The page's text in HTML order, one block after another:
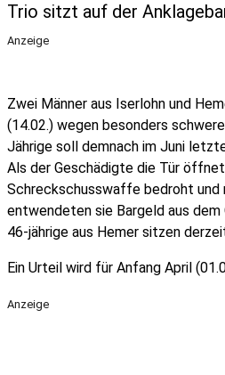
Trio sitzt auf der
Anzeige
Zwei Männer aus Iserlohn und
(14.02.) wegen besonders
Jährige soll demnach im Juni
Als der Geschädigte die Tür
Schreckschusswaffe bedroht und
entwendeten sie Bargeld aus
46-jährige aus Hemer sitzen
Ein Urteil wird für Anfang April
Anzeige